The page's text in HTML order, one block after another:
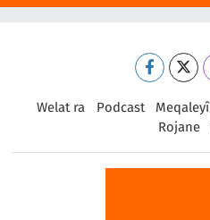
Welat ra Podcast Meqaleyî
Rojane